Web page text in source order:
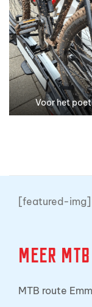
Voor het
[featured-img]
Meer
MTB route